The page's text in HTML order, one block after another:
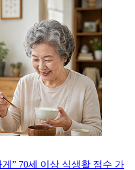
” 70세 이상 식생활 점수 가